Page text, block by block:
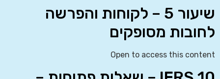
שיעור 5 – לקוחות והפרשה
לחובות מסופקים
Open to access this content